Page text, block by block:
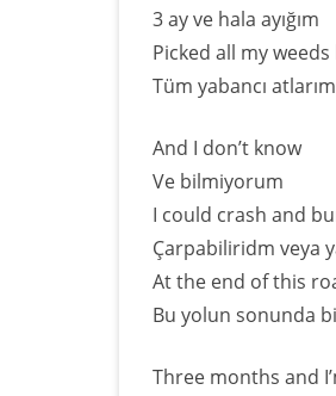
3 ay ve hala ayığım
Picked all my
Tüm yabancı
And I don’t know
Ve bilmiyorum
I could crash and
Çarpabiliridm veya
At the end of this
Bu yolun sonunda
Three months and